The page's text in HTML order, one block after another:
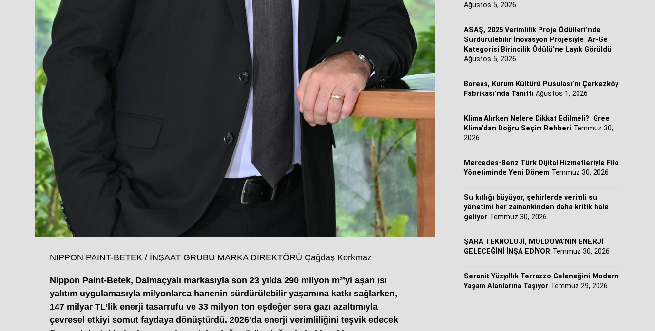
NIPPON PAINT-BETEK / İNŞAAT GRUBU MARKA DİREKTÖRÜ Çağdaş Korkmaz
Nippon Paint-Betek, Dalmaçyalı markasıyla son 23 yılda 290 milyon m²’yi aşan ısı
yalıtım uygulamasıyla milyonlarca hanenin sürdürülebilir yaşamına katkı sağlarken,
147 milyar TL’lik enerji tasarrufu ve 33 milyon ton eşdeğer sera gazı azaltımıyla
çevresel etkiyi somut faydaya dönüştürdü. 2026’da enerji verimliliğini teşvik edecek
Ağustos 5, 2026
ASAŞ, 2025 Verimlilik Proje Ödülleri’nde
Sürdürülebilir İnovasyon Projesiyle Ar-Ge
Kategorisi Birincilik Ödülü’ne Layık Görüldü
Ağustos 5, 2026
Boreas, Kurum Kültürü Pusulası’nı Çerkezköy
Fabrikası’nda Tanıttı Ağustos 1, 2026
Klima Alırken Nelere Dikkat Edilmeli? Gree
Klima’dan Doğru Seçim Rehberi Temmuz 30,
2026
Mercedes-Benz Türk Dijital Hizmetleriyle Filo
Yönetiminde Yeni Dönem Temmuz 30, 2026
Su kıtlığı büyüyor, şehirlerde verimli su
yönetimi her zamankinden daha kritik hale
geliyor Temmuz 30, 2026
ŞARA TEKNOLOJİ, MOLDOVA’NIN ENERJİ
GELECEĞİNİ İNŞA EDİYOR Temmuz 30, 2026
Seranit Yüzyıllık Terrazzo Geleneğini Modern
Yaşam Alanlarına Taşıyor Temmuz 29, 2026